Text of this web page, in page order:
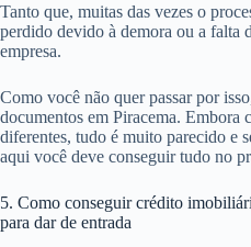
Tanto que, muitas das vezes o
perdido devido à demora ou a falta
empresa.
Como você não quer passar por
documentos em Piracema. Embora
diferentes, tudo é muito parecido e
aqui você deve conseguir tudo no
5. Como conseguir crédito
para dar de entrada